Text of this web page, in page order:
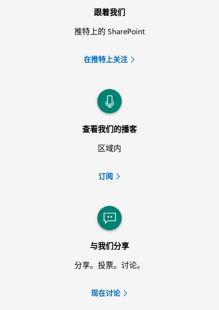
跟着我们
推特上的 SharePoint
在推特上关注
查看我们的播客
区域内
订阅
与我们分享
分享。投票。讨论。
现在讨论